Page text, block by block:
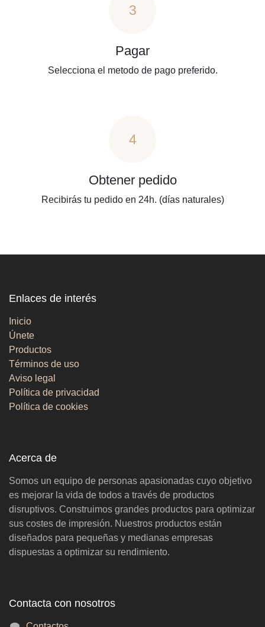
3
Pagar
Selecciona el metodo de pago preferido.
4
Obtener pedido
Recibirás tu pedido en 24h. (días naturales)
Enlaces de interés
Inicio
Únete
Productos
Términos de uso
Aviso legal
Política de privacidad
Política de cookies
Acerca de
Somos un equipo de personas apasionadas cuyo objetivo
es mejorar la vida de todos a través de productos
disruptivos. Construimos grandes productos para optimizar
sus costes de impresión. Nuestros productos están
diseñados para pequeñas y medianas empresas
dispuestas a optimizar su rendimiento.
Contacta con nosotros